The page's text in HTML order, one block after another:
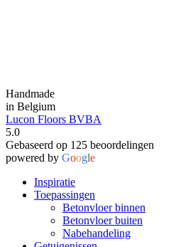
Handmade
in Belgium
Lucon Floors BVBA
5.0
Gebaseerd op 125 beoordelingen
powered by Google
Inspiratie
Toepassingen
Betonvloer binnen
Betonvloer buiten
Nabehandeling